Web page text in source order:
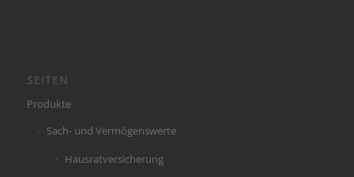
SEITEN
Produkte
Sach- und Vermögenswerte
Hausratversicherung